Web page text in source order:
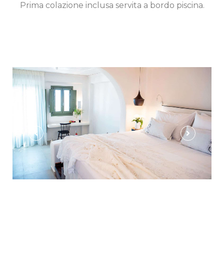
Prima colazione inclusa servita a bordo piscina.